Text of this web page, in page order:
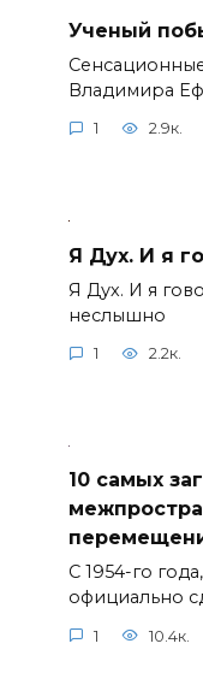
Ученый
Владимира
1 2.9к.
Я Дух. И я
Я Дух. И я
неслышно
1 2.2к.
10 самых
С 1954-го
официально
1 10.4к.